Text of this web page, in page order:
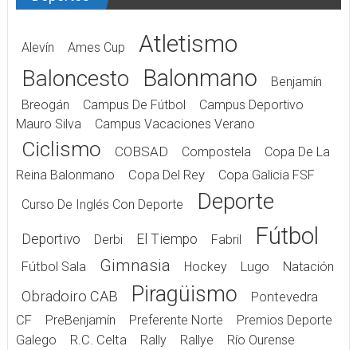
Alevín Ames Cup Atletismo
Baloncesto Balonmano
Benjamín
Breogán
Campus De Fútbol
Campus Deportivo
Mauro Silva
Campus Vacaciones Verano
Ciclismo COBSAD Compostela
Copa De La
Reina Balonmano
Copa Del Rey
Copa Galicia FSF
Curso De Inglés Con Deporte
Deporte
Deportivo Derbi El Tiempo Fabril Fútbol
Fútbol Sala Gimnasia Hockey Lugo Natación
Obradoiro CAB Piragüismo
Pontevedra
CF
PreBenjamín Preferente Norte
Premios Deporte
Galego
R.C. Celta Rally Rallye
Río Ourense